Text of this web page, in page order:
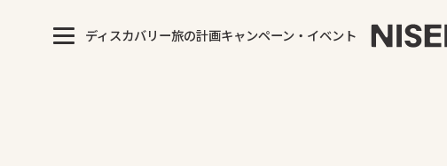
ディスカバリー旅の計画キャンペーン・イベント